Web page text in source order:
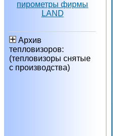
пирометры фирмы
LAND
Архив
тепловизоров:
(тепловизоры снятые
с производства)